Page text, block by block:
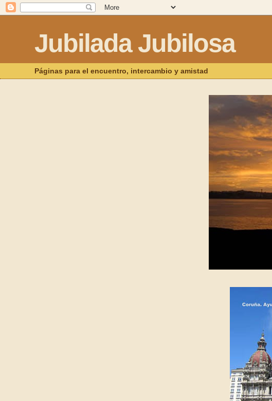
Jubilada Jubilosa
Páginas para el encuentro, intercambio y amistad